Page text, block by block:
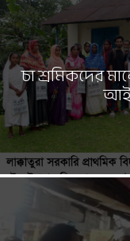
চা শ্রমিকদের